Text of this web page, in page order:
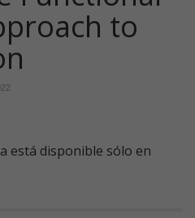
to
está disponible sólo en